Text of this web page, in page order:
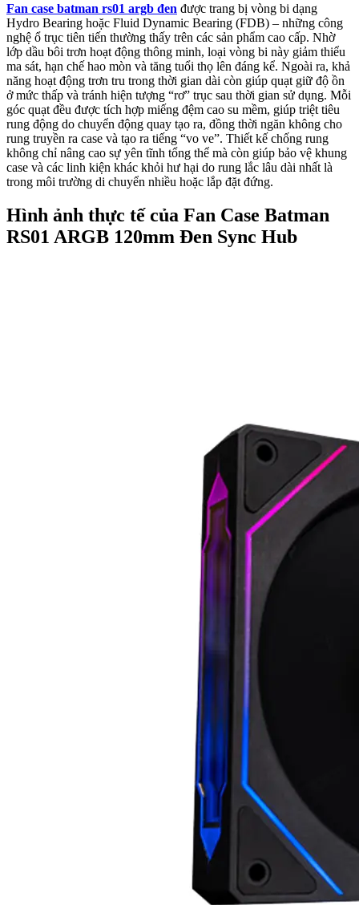
Fan case batman rs01 argb đen được trang bị vòng bi dạng
Hydro Bearing hoặc Fluid Dynamic Bearing (FDB) – những công
nghệ ổ trục tiên tiến thường thấy trên các sản phẩm cao cấp. Nhờ
lớp dầu bôi trơn hoạt động thông minh, loại vòng bi này giảm thiểu
ma sát, hạn chế hao mòn và tăng tuổi thọ lên đáng kể. Ngoài ra, khả
năng hoạt động trơn tru trong thời gian dài còn giúp quạt giữ độ ồn
ở mức thấp và tránh hiện tượng “rơ” trục sau thời gian sử dụng. Mỗi
góc quạt đều được tích hợp miếng đệm cao su mềm, giúp triệt tiêu
rung động do chuyển động quay tạo ra, đồng thời ngăn không cho
rung truyền ra case và tạo ra tiếng “vo ve”. Thiết kế chống rung
không chỉ nâng cao sự yên tĩnh tổng thể mà còn giúp bảo vệ khung
case và các linh kiện khác khỏi hư hại do rung lắc lâu dài nhất là
trong môi trường di chuyển nhiều hoặc lắp đặt đứng.
Hình ảnh thực tế của Fan Case Batman
RS01 ARGB 120mm Đen Sync Hub